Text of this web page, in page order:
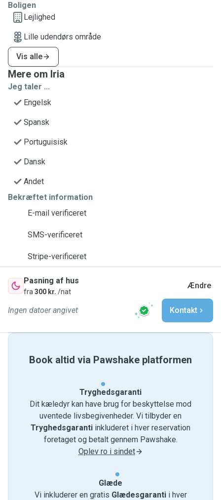
Boligen
Lejlighed
Lille udendørs område
Vis alle
Mere om Iria
Jeg taler ...
Engelsk
Spansk
Portuguisisk
Dansk
Andet
Bekræftet information
E-mail verificeret
SMS-verificeret
Stripe-verificeret
Pasning af hus
fra 300 kr. /nat
Ændre
Ingen datoer angivet Kontakt
Book altid via Pawshake platformen
Tryghedsgaranti
Dit kæledyr kan have brug for beskyttelse mod
uventede livsbegivenheder. Vi tilbyder en
Tryghedsgaranti inkluderet i hver reservation
foretaget og betalt gennem Pawshake.
Oplev ro i sindet
Glæde
Vi inkluderer en gratis Glædesgarantii hver